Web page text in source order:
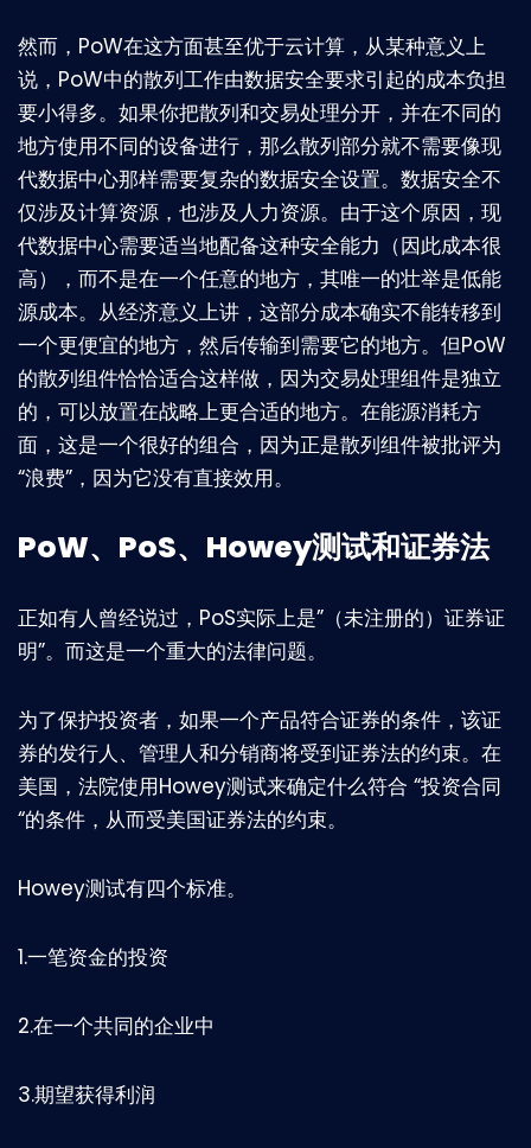
然而，PoW在这方面甚至优于云计算，从某种意义上
说，PoW中的散列工作由数据安全要求引起的成本负担
要小得多。如果你把散列和交易处理分开，并在不同的
地方使用不同的设备进行，那么散列部分就不需要像现
代数据中心那样需要复杂的数据安全设置。数据安全不
仅涉及计算资源，也涉及人力资源。由于这个原因，现
代数据中心需要适当地配备这种安全能力（因此成本很
高），而不是在一个任意的地方，其唯一的壮举是低能
源成本。从经济意义上讲，这部分成本确实不能转移到
一个更便宜的地方，然后传输到需要它的地方。但PoW
的散列组件恰恰适合这样做，因为交易处理组件是独立
的，可以放置在战略上更合适的地方。在能源消耗方
面，这是一个很好的组合，因为正是散列组件被批评为
“浪费”，因为它没有直接效用。
PoW、PoS、Howey测试和证券法
正如有人曾经说过，PoS实际上是”（未注册的）证券证
明”。而这是一个重大的法律问题。
为了保护投资者，如果一个产品符合证券的条件，该证
券的发行人、管理人和分销商将受到证券法的约束。在
美国，法院使用Howey测试来确定什么符合 “投资合同
“的条件，从而受美国证券法的约束。
Howey测试有四个标准。
1.一笔资金的投资
2.在一个共同的企业中
3.期望获得利润